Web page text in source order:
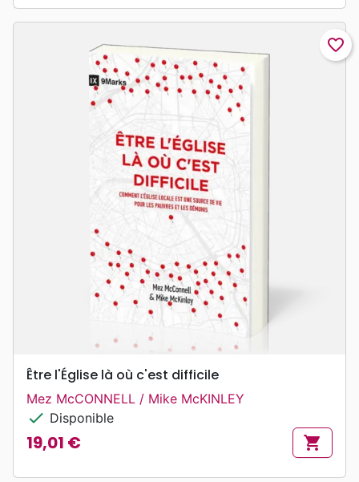
favorite_border
Être l'Église là où c'est difficile
Mez McCONNELL / Mike McKINLEY
check Disponible
Prix
19,01 € shopping_cart